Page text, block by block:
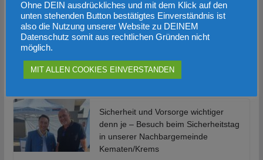
vorher
20. Oktober 2023
Sicherheit und Vorsorge wichtiger
denn je – Besuch beim Sicherheitstag
in unserer Nachbargemeinde
Kematen/Krems
Ohne DEIN ausdrückliches und mit dem Klick auf den
unten stehenden Button bestätigtes Einverständnis ist
also die Nutzung unserer Website zu DEINEM
Datenschutz somit aus rechtlichen Gründen nicht
möglich.
MIT ALLEN COOKIES EINVERSTANDEN